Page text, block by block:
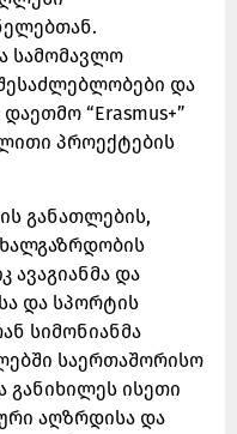
სამომავლო
და
“Erasmus+”
პროექტების
განათლების,
ავაგიანმა და
და სპორტის
სიმონიანმა
საერთაშორისო
განიხილეს ისეთი
აღზრდისა და